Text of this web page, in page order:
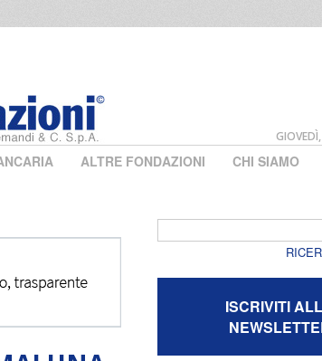
ALTRE FONDAZIONI CHI SIAMO
ISCRIVITI